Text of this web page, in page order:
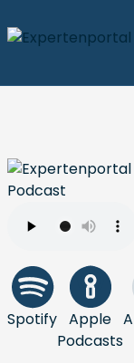
Spotify Apple
Podcasts